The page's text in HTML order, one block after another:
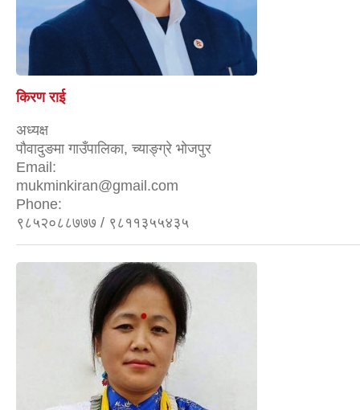
किरण राई
अध्यक्ष
पौवादुङमा गाउँपालिका, च्याङ्ग्रे भोजपुर
Email:
mukminkiran@gmail.com
Phone:
९८५२०८८७७७ / ९८११३५५४३५